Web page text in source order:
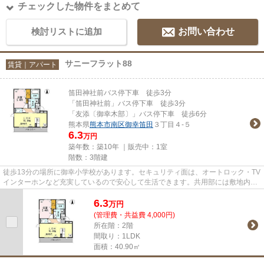
チェックした物件をまとめて
検討リストに追加 お問い合わせ
賃貸｜アパート サニーフラット88
笛田神社前バス停下車 徒歩3分
「笛田神社前」バス停下車 徒歩3分
「友添〔御幸木部〕」バス停下車 徒歩6分
熊本県熊本市南区御幸笛田 ３丁目４-５
6.3万円
築年数：築10年 ｜販売中： 1室
階数：3階建
徒歩13分の場所に御幸小学校があります。セキュリティ面は、オートロック・TV
インターホンなど充実しているので安心して生活できます。共用部には敷地内ご
6.3万円
(管理費・共益費 4,000円)
所在階：2階
間取り：1LDK
面積：40.90㎡